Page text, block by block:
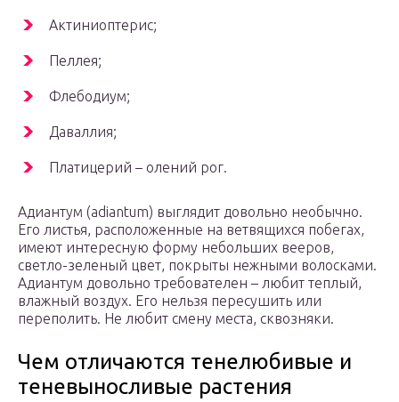
Актиниоптерис;
Пеллея;
Флебодиум;
Даваллия;
Платицерий – олений рог.
Адиантум (adiantum) выглядит довольно необычно.
Его листья, расположенные на ветвящихся побегах,
имеют интересную форму небольших вееров,
светло-зеленый цвет, покрыты нежными волосками.
Адиантум довольно требователен – любит теплый,
влажный воздух. Его нельзя пересушить или
переполить. Не любит смену места, сквозняки.
Чем отличаются тенелюбивые и
теневыносливые растения